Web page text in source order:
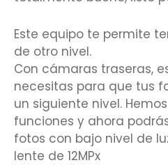
Este equipo te permite
de otro nivel.
Con cámaras traseras,
necesitas para que tus
un siguiente nivel.
funciones y ahora
fotos con bajo nivel de
lente de 12MPx